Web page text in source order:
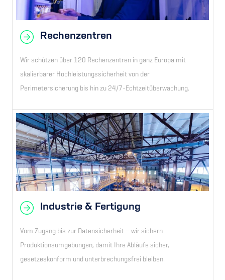
Rechenzentren
Wir schützen über 120 Rechenzentren in ganz Europa mit
skalierbarer Hochleistungssicherheit von der
Perimetersicherung bis hin zu 24/7-Echtzeitüberwachung.
Industrie & Fertigung
Vom Zugang bis zur Datensicherheit – wir sichern
Produktionsumgebungen, damit Ihre Abläufe sicher,
gesetzeskonform und unterbrechungsfrei bleiben.